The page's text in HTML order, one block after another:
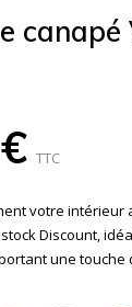
canapé
TTC
votre intérieur
Discount,
une touche